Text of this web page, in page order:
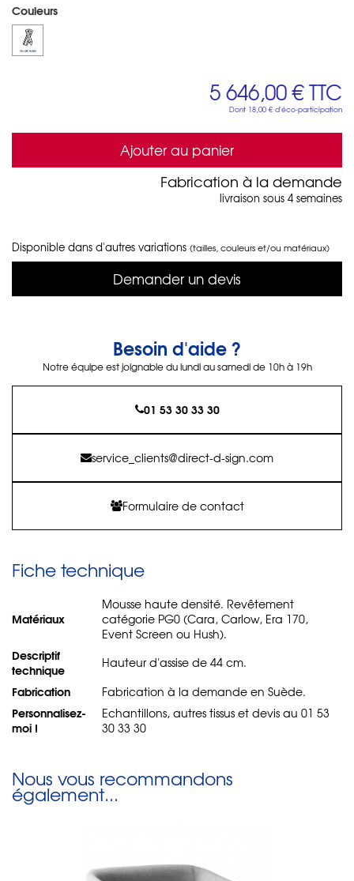
Couleurs
5 646,00 €TTC
Dont 18,00 € d'éco-participation
Ajouter au panier
Fabrication à la demande
livraison sous 4 semaines
Disponible dans d'autres variations (tailles, couleurs et/ou matériaux)
Demander un devis
Besoin d'aide ?
Notre équipe est joignable du lundi au samedi de 10h à 19h
01 53 30 33 30
service_clients@direct-d-sign.com
Formulaire de contact
Fiche technique
Matériaux
Mousse haute densité. Revêtement
catégorie PG0 (Cara, Carlow, Era 170,
Event Screen ou Hush).
Descriptif
technique
Hauteur d'assise de 44 cm.
Fabrication Fabrication à la demande en Suède.
Personnalisez-
moi !
Echantillons, autres tissus et devis au 01 53
30 33 30
Nous vous recommandons
également...